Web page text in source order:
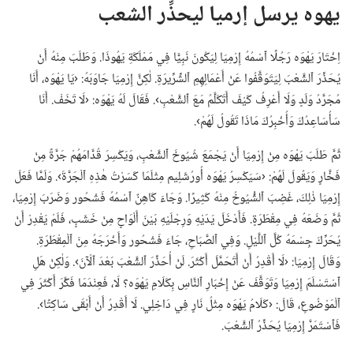
يهوه يرسل إرميا ليحذِّر الشعب
اِخْتَارَ يَهْوَه رَجُلًا ٱسْمُهُ إِرْمِيَا لِيَكُونَ نَبِيًّا فِي مَمْلَكَةِ يَهُوذَا.‏ وَطَلَبَ مِنْهُ أَنْ
يُحَذِّرَ ٱلشَّعْبَ لِيَتَوَقَّفُوا عَنْ أَعْمَالِهِمِ ٱلشِّرِّيرَةِ.‏ لٰكِنَّ إِرْمِيَا جَاوَبَهُ:‏ ‹يَا يَهْوَه،‏ أَنَا
مُجَرَّدُ وَلَدٍ وَلَا أَعْرِفُ كَيْفَ أَتَكَلَّمُ مَعَ ٱلشَّعْبِ›.‏ فَقَالَ لَهُ يَهْوَه:‏ ‹لَا تَخَفْ.‏ أَنَا
سَأُسَاعِدُكَ وَأُخْبِرُكَ مَاذَا تَقُولُ لَهُمْ›.‏
ثُمَّ طَلَبَ يَهْوَه مِنْ إِرْمِيَا أَنْ يَجْمَعَ شُيُوخَ ٱلشَّعْبِ،‏ وَيَكْسِرَ قُدَّامَهُمْ جَرَّةً مِنْ
فَخَّارٍ وَيَقُولَ لَهُمْ:‏ ‹سَيَكْسِرُ يَهْوَه أُورُشَلِيم مِثْلَمَا كَسَرْتُ هٰذِهِ ٱلْجَرَّةَ›.‏ وَلَمَّا فَعَلَ
إِرْمِيَا ذٰلِكَ،‏ غَضِبَ ٱلشُّيُوخُ مِنْهُ كَثِيرًا.‏ وَجَاءَ كَاهِنٌ ٱسْمُهُ فَشْحُور وَضَرَبَ إِرْمِيَا،‏
ثُمَّ وَضَعَهُ فِي مِقْطَرَةٍ.‏ فَأَدْخَلَ يَدَيْهِ وَرِجْلَيْهِ بَيْنَ أَلْوَاحٍ مِنْ خَشَبٍ،‏ فَلَمْ يَقْدِرْ أَنْ
يُحَرِّكَ جِسْمَهُ كُلَّ ٱللَّيْلِ.‏ وَفِي ٱلصَّبَاحِ،‏ جَاءَ فَشْحُور وَأَخْرَجَهُ مِنَ ٱلْمِقْطَرَةِ.‏
وَقَالَ إِرْمِيَا:‏ ‹لَا أَقْدِرُ أَنْ أَتَحَمَّلَ أَكْثَرَ.‏ لَنْ أُحَذِّرَ ٱلشَّعْبَ بَعْدَ ٱلْآنَ›.‏ وَلٰكِنْ هَلِ
ٱسْتَسْلَمَ إِرْمِيَا وَتَوَقَّفَ عَنْ إِخْبَارِ ٱلنَّاسِ بِكَلَامِ يَهْوَه؟‏ لَا،‏ فَعِنْدَمَا فَكَّرَ أَكْثَرَ فِي
ٱلْمَوْضُوعِ،‏ قَالَ:‏ ‹كَلَامُ يَهْوَه مِثْلُ نَارٍ فِي دَاخِلِي.‏ لَا أَقْدِرُ أَنْ أَبْقَى سَاكِتًا›.‏
فَٱسْتَمَرَّ إِرْمِيَا يُحَذِّرُ ٱلشَّعْبَ.‏